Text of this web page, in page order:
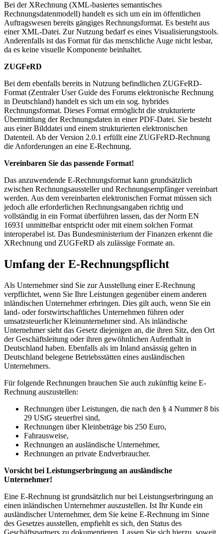
Bei der XRechnung (XML-basiertes semantisches
Rechnungsdatenmodell) handelt es sich um ein im öffentlichen
Auftragswesen bereits gängiges Rechnungsformat. Es besteht aus
einer XML-Datei. Zur Nutzung bedarf es eines Visualisierungstools.
Anderenfalls ist das Format für das menschliche Auge nicht lesbar,
da es keine visuelle Komponente beinhaltet.
ZUGFeRD
Bei dem ebenfalls bereits in Nutzung befindlichen ZUGFeRD-
Format (Zentraler User Guide des Forums elektronische Rechnung
in Deutschland) handelt es sich um ein sog. hybrides
Rechnungsformat. Dieses Format ermöglicht die strukturierte
Übermittlung der Rechnungsdaten in einer PDF-Datei. Sie besteht
aus einer Bilddatei und einem strukturierten elektronischen
Datenteil. Ab der Version 2.0.1 erfüllt eine ZUGFeRD-Rechnung
die Anforderungen an eine E-Rechnung.
Vereinbaren Sie das passende Format!
Das anzuwendende E-Rechnungsformat kann grundsätzlich
zwischen Rechnungsaussteller und Rechnungsempfänger vereinbart
werden. Aus dem vereinbarten elektronischen Format müssen sich
jedoch alle erforderlichen Rechnungsangaben richtig und
vollständig in ein Format überführen lassen, das der Norm EN
16931 unmittelbar entspricht oder mit einem solchen Format
interoperabel ist. Das Bundesministerium der Finanzen erkennt die
XRechnung und ZUGFeRD als zulässige Formate an.
Umfang der E-Rechnungspflicht
Als Unternehmer sind Sie zur Ausstellung einer E-Rechnung
verpflichtet, wenn Sie Ihre Leistungen gegenüber einem anderen
inländischen Unternehmer erbringen. Dies gilt auch, wenn Sie ein
land- oder forstwirtschaftliches Unternehmen führen oder
umsatzsteuerlicher Kleinunternehmer sind. Als inländische
Unternehmer sieht das Gesetz diejenigen an, die ihren Sitz, den Ort
der Geschäftsleitung oder ihren gewöhnlichen Aufenthalt in
Deutschland haben. Ebenfalls als im Inland ansässig gelten in
Deutschland belegene Betriebsstätten eines ausländischen
Unternehmers.
Für folgende Rechnungen brauchen Sie auch zukünftig keine E-
Rechnung auszustellen:
Rechnungen über Leistungen, die nach den § 4 Nummer 8 bis
29 UStG steuerfrei sind,
Rechnungen über Kleinbeträge bis 250 Euro,
Fahrausweise,
Rechnungen an ausländische Unternehmer,
Rechnungen an private Endverbraucher.
Vorsicht bei Leistungserbringung an ausländische
Unternehmer!
Eine E-Rechnung ist grundsätzlich nur bei Leistungserbringung an
einen inländischen Unternehmer auszustellen. Ist Ihr Kunde ein
ausländischer Unternehmer, dem Sie keine E-Rechnung im Sinne
des Gesetzes ausstellen, empfiehlt es sich, den Status des
Geschäftspartners zu dokumentieren. Lassen Sie sich hierzu, soweit